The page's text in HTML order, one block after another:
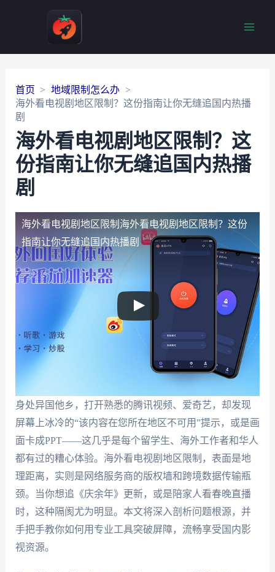
首页
地域限制怎么办
海外看电视剧地区限制？这份指南让你无缝追国内热播
剧
海外看电视剧地区限制？这
份指南让你无缝追国内热播
剧
海外看电视剧地区限制 海外看电视剧地区限制？这份
指南让你无缝追国内热播剧
身处异国他乡，打开熟悉的腾讯视频、爱奇艺，却发现
屏幕上冰冷的“该内容在您所在地区不可用”提示，或是画
面卡成PPT——这几乎是每个留学生、海外工作者和华人
都有过的糟心体验。海外看电视剧地区限制，表面是地
理距离，实则是网络服务商的版权墙和跨境数据传输瓶
颈。当你想追《庆余年》更新，或是陪家人看春晚直播
时，这种隔阂尤为明显。本文将深入剖析问题根源，并
手把手教你如何用专业工具突破屏障，流畅享受国内影
视资源。